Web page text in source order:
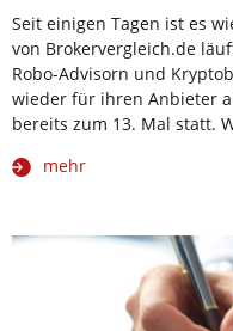
Seit einigen Tagen ist es
von Brokervergleich.de
Robo-Advisorn und
wieder für ihren Anbieter
bereits zum 13. Mal statt.
mehr